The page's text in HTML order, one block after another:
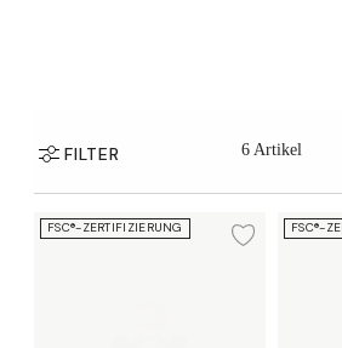
FILTER 6 Artikel
Bräutigam H12 cm
FSC®-ZERTIFIZIERUNG
Zur
Braut
FSC®-